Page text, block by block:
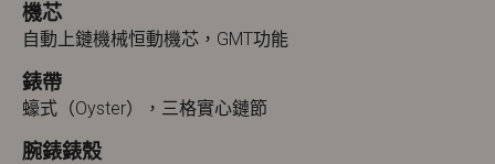
機芯
自動上鏈機械恒動機芯，GMT功能
錶帶
蠔式（Oyster），三格實心鏈節
腕錶錶殼